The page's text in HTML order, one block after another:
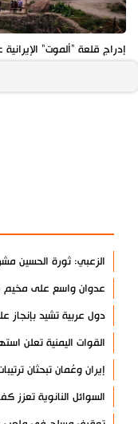
إدراج قلعة "ألموت"
الزعبي: ثورة الحسين
عدوان واسع على مخيم
دول عربية تشيد بإنجاز
القوات اليمنية تعلن
إيران وعُمان تبحثان
السوائل النانوية تعزز